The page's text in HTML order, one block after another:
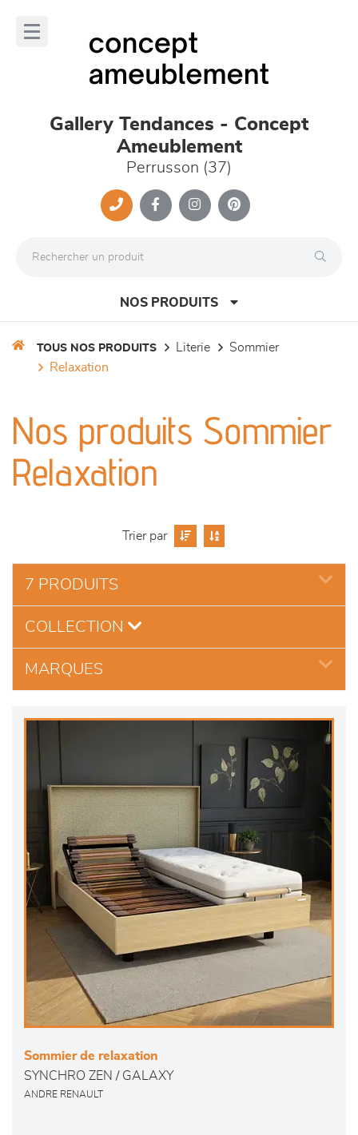
Gallery Tendances - Concept
Ameublement
Perrusson (37)
NOS PRODUITS
séjours
meubles de complément
literie
décoration
TOUS NOS PRODUITS literie
sommier
relaxation
Nos produits Sommier
Relaxation
Trier par
7 PRODUITS
COLLECTION
MARQUES
Sommier de relaxation
SYNCHRO ZEN / GALAXY
ANDRE RENAULT